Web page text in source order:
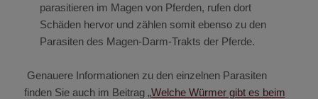
parasitieren im Magen von Pferden, rufen dort
Schäden hervor und zählen somit ebenso zu den
Parasiten des Magen-Darm-Trakts der Pferde.
Genauere Informationen zu den einzelnen Parasiten
finden Sie auch im Beitrag „Welche Würmer gibt es beim